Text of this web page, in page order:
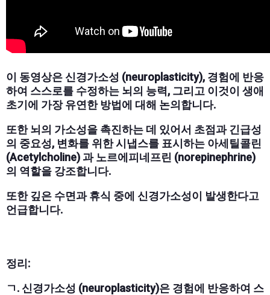
이 동영상은 신경가소성 (neuroplasticity), 경험에 반응
하여 스스로를 수정하는 뇌의 능력, 그리고 이것이 생애
초기에 가장 유연한 방법에 대해 논의합니다.
또한 뇌의 가소성을 촉진하는 데 있어서 초점과 긴급성
의 중요성, 변화를 위한 시냅스를 표시하는 아세틸콜린
(Acetylcholine) 과 노르에피네프린 (norepinephrine)
의 역할을 강조합니다.
또한 깊은 수면과 휴식 중에 신경가소성이 발생한다고
언급합니다.
정리:
ㄱ. 신경가소성 (neuroplasticity)은 경험에 반응하여 스